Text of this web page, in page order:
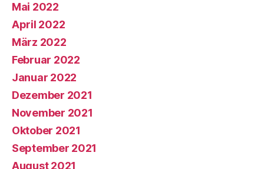
Mai 2022
April 2022
März 2022
Februar 2022
Januar 2022
Dezember 2021
November 2021
Oktober 2021
September 2021
August 2021